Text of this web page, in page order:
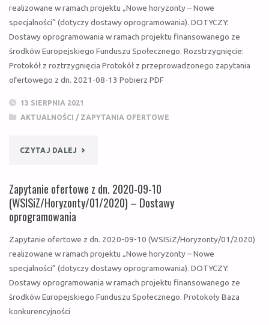
2022-
08-
31
(WSISIZ/HORYZONTY/02/2022)"
realizowane w ramach projektu „Nowe horyzonty – Nowe
specjalności” (dotyczy dostawy oprogramowania). DOTYCZY:
Dostawy oprogramowania w ramach projektu finansowanego ze
środków Europejskiego Funduszu Społecznego. Rozstrzygnięcie:
Protokół z roztrzygnięcia Protokół z przeprowadzonego zapytania
ofertowego z dn. 2021-08-13 Pobierz PDF
13 SIERPNIA 2021
AKTUALNOŚCI / ZAPYTANIA OFERTOWE
CZYTAJ DALEJ "ZAPYTANIE
08-
13
Zapytanie ofertowe z dn. 2020-09-10
(WSISiZ/Horyzonty/01/2020) – Dostawy
oprogramowania
Zapytanie ofertowe z dn. 2020-09-10 (WSISiZ/Horyzonty/01/2020)
realizowane w ramach projektu „Nowe horyzonty – Nowe
specjalności” (dotyczy dostawy oprogramowania). DOTYCZY:
Dostawy oprogramowania w ramach projektu finansowanego ze
środków Europejskiego Funduszu Społecznego. Protokoły Baza
konkurencyjności